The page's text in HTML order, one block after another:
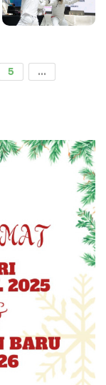
5
...